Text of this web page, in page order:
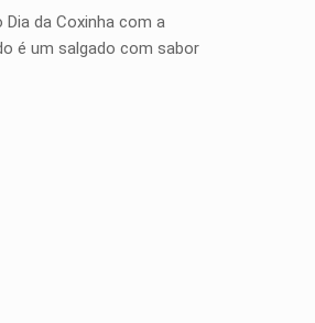
da Coxinha com a
é um salgado com sabor